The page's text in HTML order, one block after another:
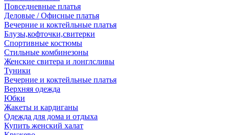
Повседневные платья
Деловые / Офисные платья
Вечерние и коктейльные платья
Блузы,кофточки,свитерки
Спортивные костюмы
Стильные комбинезоны
Женские свитера и лонглсливы
Туники
Вечерние и коктейльные платья
Верхняя одежда
Юбки
Жакеты и кардиганы
Одежда для дома и отдыха
Купить женский халат